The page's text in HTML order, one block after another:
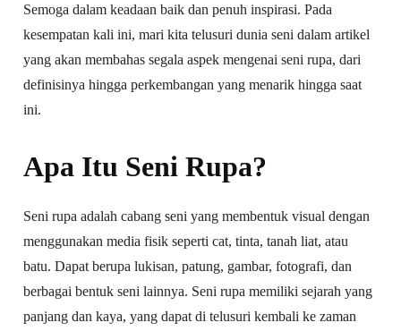
Semoga dalam keadaan baik dan penuh inspirasi. Pada
kesempatan kali ini, mari kita telusuri dunia seni dalam artikel
yang akan membahas segala aspek mengenai seni rupa, dari
definisinya hingga perkembangan yang menarik hingga saat
ini.
Apa Itu Seni Rupa?
Seni rupa adalah cabang seni yang membentuk visual dengan
menggunakan media fisik seperti cat, tinta, tanah liat, atau
batu. Dapat berupa lukisan, patung, gambar, fotografi, dan
berbagai bentuk seni lainnya. Seni rupa memiliki sejarah yang
panjang dan kaya, yang dapat di telusuri kembali ke zaman